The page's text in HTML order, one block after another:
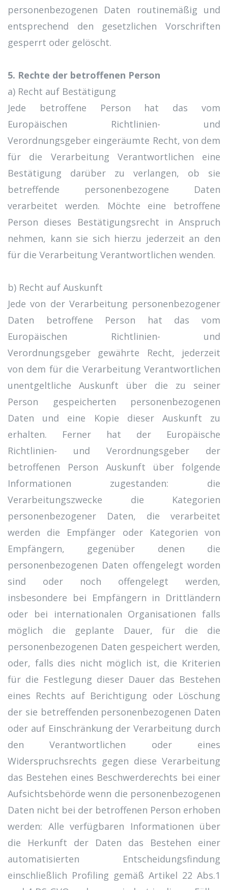
personenbezogenen Daten routinemäßig und
entsprechend den gesetzlichen Vorschriften
gesperrt oder gelöscht.
5. Rechte der betroffenen Person
a) Recht auf Bestätigung
Jede betroffene Person hat das vom
Europäischen Richtlinien- und
Verordnungsgeber eingeräumte Recht, von dem
für die Verarbeitung Verantwortlichen eine
Bestätigung darüber zu verlangen, ob sie
betreffende personenbezogene Daten
verarbeitet werden. Möchte eine betroffene
Person dieses Bestätigungsrecht in Anspruch
nehmen, kann sie sich hierzu jederzeit an den
für die Verarbeitung Verantwortlichen wenden.
b) Recht auf Auskunft
Jede von der Verarbeitung personenbezogener
Daten betroffene Person hat das vom
Europäischen Richtlinien- und
Verordnungsgeber gewährte Recht, jederzeit
von dem für die Verarbeitung Verantwortlichen
unentgeltliche Auskunft über die zu seiner
Person gespeicherten personenbezogenen
Daten und eine Kopie dieser Auskunft zu
erhalten. Ferner hat der Europäische
Richtlinien- und Verordnungsgeber der
betroffenen Person Auskunft über folgende
Informationen zugestanden: die
Verarbeitungszwecke die Kategorien
personenbezogener Daten, die verarbeitet
werden die Empfänger oder Kategorien von
Empfängern, gegenüber denen die
personenbezogenen Daten offengelegt worden
sind oder noch offengelegt werden,
insbesondere bei Empfängern in Drittländern
oder bei internationalen Organisationen falls
möglich die geplante Dauer, für die die
personenbezogenen Daten gespeichert werden,
oder, falls dies nicht möglich ist, die Kriterien
für die Festlegung dieser Dauer das Bestehen
eines Rechts auf Berichtigung oder Löschung
der sie betreffenden personenbezogenen Daten
oder auf Einschränkung der Verarbeitung durch
den Verantwortlichen oder eines
Widerspruchsrechts gegen diese Verarbeitung
das Bestehen eines Beschwerderechts bei einer
Aufsichtsbehörde wenn die personenbezogenen
Daten nicht bei der betroffenen Person erhoben
werden: Alle verfügbaren Informationen über
die Herkunft der Daten das Bestehen einer
automatisierten Entscheidungsfindung
einschließlich Profiling gemäß Artikel 22 Abs.1